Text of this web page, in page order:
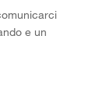
e un